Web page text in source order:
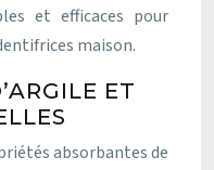
et efficaces pour
maison.
ET
absorbantes de